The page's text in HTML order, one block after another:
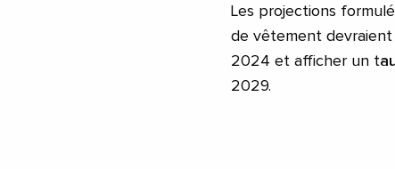
Les projections
de vêtement devraient
2024 et afficher un t
2029.